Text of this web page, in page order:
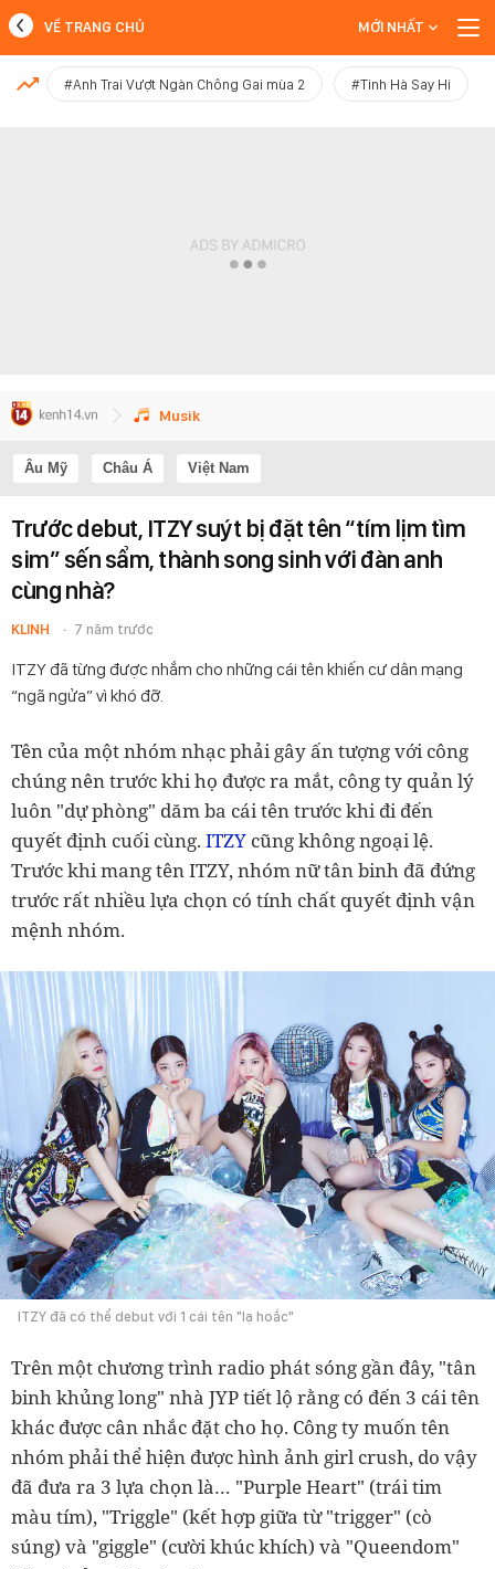
MỚI NHẤT
VỀ TRANG CHỦ MỚI NHẤT
#Anh Trai Vượt Ngàn Chông Gai mùa 2 #Tinh Hà Say Hi
Musik
Âu Mỹ Châu Á Việt Nam
Trước debut, ITZY suýt bị đặt tên “tím lịm tìm
sim” sến sẩm, thành song sinh với đàn anh
cùng nhà?
KLINH 7 năm trước
ITZY đã từng được nhắm cho những cái tên khiến cư dân mạng
“ngã ngửa” vì khó đỡ.
Tên của một nhóm nhạc phải gây ấn tượng với công
chúng nên trước khi họ được ra mắt, công ty quản lý
luôn "dự phòng" dăm ba cái tên trước khi đi đến
quyết định cuối cùng. ITZY cũng không ngoại lệ.
Trước khi mang tên ITZY, nhóm nữ tân binh đã đứng
trước rất nhiều lựa chọn có tính chất quyết định vận
mệnh nhóm.
ITZY đã có thể debut với 1 cái tên "lạ hoắc"
Trên một chương trình radio phát sóng gần đây, "tân
binh khủng long" nhà JYP tiết lộ rằng có đến 3 cái tên
khác được cân nhắc đặt cho họ. Công ty muốn tên
nhóm phải thể hiện được hình ảnh girl crush, do vậy
đã đưa ra 3 lựa chọn là… "Purple Heart" (trái tim
màu tím), "Triggle" (kết hợp giữa từ "trigger" (cò
súng) và "giggle" (cười khúc khích) và "Queendom"